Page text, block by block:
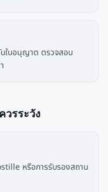
ใบอนุญาต ตรวจสอบ
วรระวัง
หรือการรับรองสถาน